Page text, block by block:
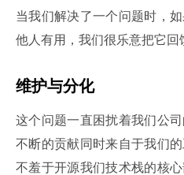
当我们解决了一个问题时，
他人有用，我们很乐意把它回
维护与分化
这个问题一直困扰着我们公
不断的贡献同时来自于我们
不羞于开源我们技术栈的核